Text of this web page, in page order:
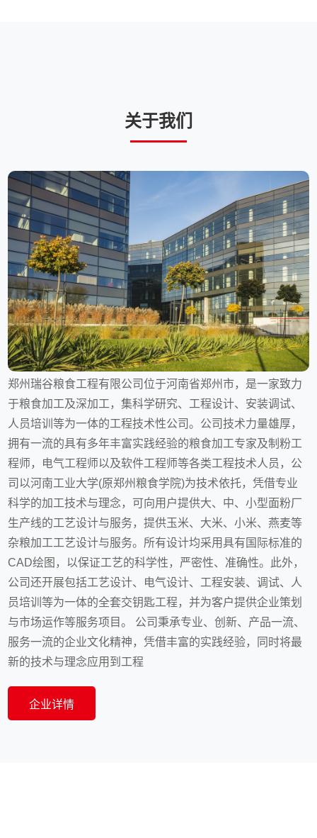
关于我们
郑州瑞谷粮食工程有限公司位于河南省郑州市，是一家致力
于粮食加工及深加工，集科学研究、工程设计、安装调试、
人员培训等为一体的工程技术性公司。公司技术力量雄厚，
拥有一流的具有多年丰富实践经验的粮食加工专家及制粉工
程师，电气工程师以及软件工程师等各类工程技术人员，公
司以河南工业大学(原郑州粮食学院)为技术依托，凭借专业
科学的加工技术与理念，可向用户提供大、中、小型面粉厂
生产线的工艺设计与服务，提供玉米、大米、小米、燕麦等
杂粮加工工艺设计与服务。所有设计均采用具有国际标准的
CAD绘图，以保证工艺的科学性，严密性、准确性。此外，
公司还开展包括工艺设计、电气设计、工程安装、调试、人
员培训等为一体的全套交钥匙工程，并为客户提供企业策划
与市场运作等服务项目。 公司秉承专业、创新、产品一流、
服务一流的企业文化精神，凭借丰富的实践经验，同时将最
新的技术与理念应用到工程
企业详情